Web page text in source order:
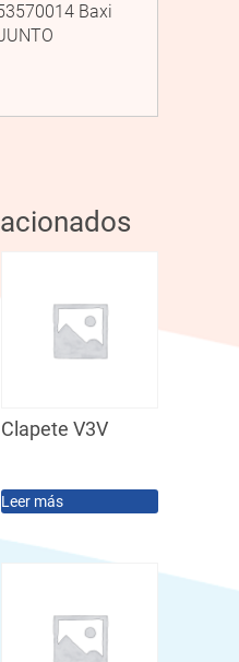
Baxi
Clapete V3V
Leer más